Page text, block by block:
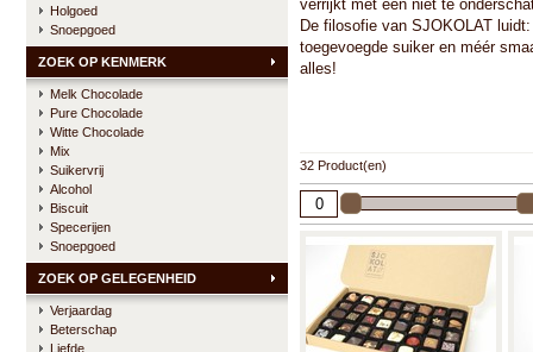
Holgoed
Snoepgoed
ZOEK OP KENMERK
Melk Chocolade
Pure Chocolade
Witte Chocolade
Mix
Suikervrij
Alcohol
Biscuit
Specerijen
Snoepgoed
ZOEK OP GELEGENHEID
Verjaardag
Beterschap
Liefde
verrijkt met een niet te
De filosofie van SJOKOLAT
toegevoegde suiker en méér
alles!
32 Product(en)